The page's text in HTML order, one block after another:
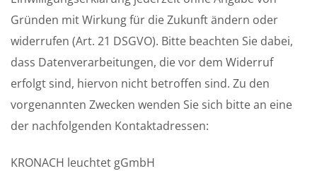
Gründen mit Wirkung für die Zukunft ändern oder
widerrufen (Art. 21 DSGVO). Bitte beachten Sie dabei,
dass Datenverarbeitungen, die vor dem Widerruf
erfolgt sind, hiervon nicht betroffen sind. Zu den
vorgenannten Zwecken wenden Sie sich bitte an eine
der nachfolgenden Kontaktadressen:
KRONACH leuchtet gGmbH